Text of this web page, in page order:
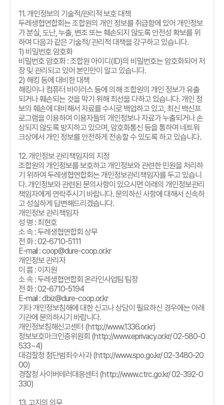
11.개인정보의 기술적/관리적 보호 대책
두레생협연합회는 조합원의 개인 정보를 취급함에 있어 개인정보
가 분실,도난,누출, 변조 또는 훼손되지 않도록 안전성 확보를 위
하여 다음과 같은 기술적/관리적 대책을 강구하고 있습니다.
1) 비밀번호 암호화
비밀번호 암호화:조합원 아이디 (ID)의 비밀번호는 암호화되어 저
장 및 관리되고 있어 본인만이 알고 있습니다.
2) 해킹 등에 대비한 대책
해킹이나 컴퓨터 바이러스 등에 의해 조합원의 개인 정보가 유출
되거나 훼손되는 것을 막기 위해 최선을 다하고 있습니다.개인 정
보의 훼손에 대비해서 자료를 수시로 백업하고 있고,최신 백신프
로그램을 이용하여 이용자들의 개인정보나 자료가 누출되거나 손
상되지 않도록 방지하고 있으며, 암호화통신 등을 통하여 네트워
크상에서 개인 정보를 안전하게 전송할 수 있도록 하고 있습니다.
12.개인정보 관리책임자의 지정
조합원의 개인정보를 보호하고 개인정보와 관련한 민원을 처리하
기 위하여 두레생협연합회는 개인정보관리책임자를 두고 있습니
다.개인정보와 관련된 문의사항이 있으시면 아래의 개인정보관리
책임자에게 연락주시기 바랍니다.문의하신 사항에 대해서 신속하
고 성실하게 답변해드리겠습니다.
개인정보 관리책임자
성 명 :최현호
소 속 :두레생협연합회 상무
전 화: 02-6710-5111
E-mail : coop@dure-coop.or.kr
개인정보 관리자
이 름 : 이지원
소 속 :두레생협연합회 온라인사업팀 팀장
전 화: 02-6710-5194
E-mail : dbiz@dure-coop.or.kr
기타 개인정보침해에 대한 신고나 상담이 필요하신 경우에는 아래
기관에 문의하시기 바랍니다.
개인정보침해신고센터 (http://www.1336.or.kr)
정보보호마크인증위원회 (http://www.eprivacy.or.kr/ 02-580-0
533~4)
대검찰청 첨단범죄수사과(http://www.spo.go.kr/ 02-3480-20
00)
경찰청 사이버테러대응센터 (http://www.ctrc.go.kr/ 02-392-0
330)
13.고지의 의무